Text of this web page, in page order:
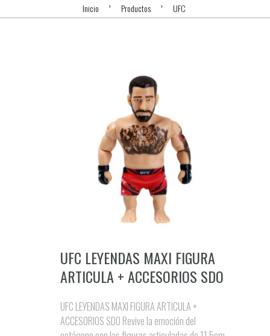
Inicio Productos UFC
UFC LEYENDAS MAXI FIGURA
ARTICULA + ACCESORIOS SDO
UFC LEYENDAS MAXI FIGURA ARTICULA +
ACCESORIOS SDO Revive la emoción del